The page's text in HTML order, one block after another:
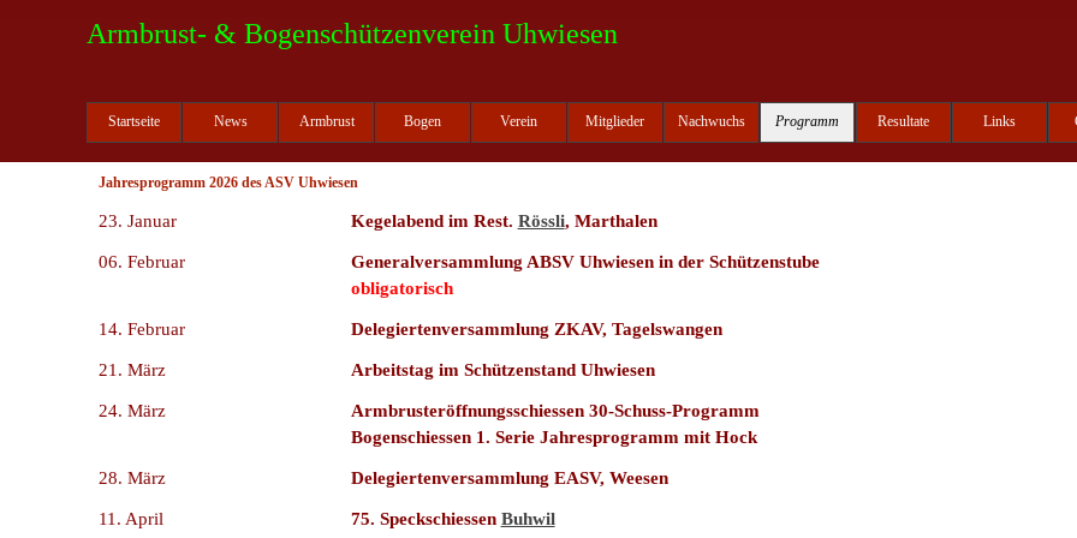
Armbrust- & Bogenschützenverein Uhwiesen
Menü überspringen
Startseite News Armbrust Bogen Verein ▼
Mitglieder ▼
Nachwuchs Programm Resultate ▼
Links
Jahresprogramm 2026 des ASV Uhwiesen
23. Januar Kegelabendim Rest. Rössli, Marthalen
06. Februar
Generalversammlung ABSV Uhwiesen in der Schützenstube
obligatorisch
14. Februar Delegiertenversammlung ZKAV, Tagelswangen
21. März Arbeitstag im Schützenstand Uhwiesen
24. März
Armbrusteröffnungsschiessen 30-Schuss-Programm
Bogenschiessen 1. Serie Jahresprogramm mit Hock
28. März Delegiertenversammlung EASV, Weesen
11. April 75. Speckschiessen Buhwil